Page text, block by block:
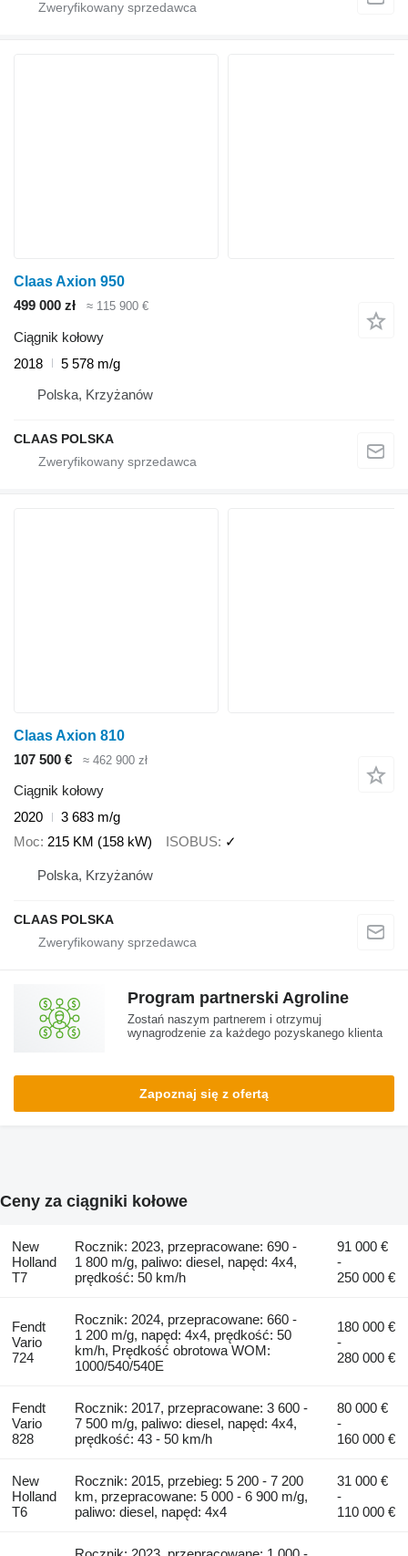
Claas Axion 950
499 000 zł
≈ 115 900 €
Ciągnik kołowy
2018
5 578 m/g
Polska, Krzyżanów
CLAAS POLSKA
Claas Axion 810
107 500 €
≈ 462 900 zł
Ciągnik kołowy
2020
3 683 m/g
Moc 215 KM (158 kW) ISOBUS ✓
Polska, Krzyżanów
CLAAS POLSKA
Program partnerski Agroline
Zostań naszym partnerem i otrzymuj
wynagrodzenie za każdego pozyskanego klienta
Zapoznaj się z ofertą
Ceny za ciągniki kołowe
New
Holland
T7
Rocznik: 2023, przepracowane: 690 -
1 800 m/g, paliwo: diesel, napęd: 4x4,
prędkość: 50 km/h
91 000 €
-
250 000 €
Fendt
Vario
724
Rocznik: 2024, przepracowane: 660 -
1 200 m/g, napęd: 4x4, prędkość: 50
km/h, Prędkość obrotowa WOM:
1000/540/540E
180 000 €
-
280 000 €
Fendt
Vario
828
Rocznik: 2017, przepracowane: 3 600 -
7 500 m/g, paliwo: diesel, napęd: 4x4,
prędkość: 43 - 50 km/h
80 000 €
-
160 000 €
New
Holland
T6
Rocznik: 2015, przebieg: 5 200 - 7 200
km, przepracowane: 5 000 - 6 900 m/g,
paliwo: diesel, napęd: 4x4
31 000 €
-
110 000 €